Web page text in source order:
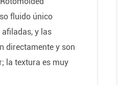
fluido único
y las
directamente y son
la textura es muy